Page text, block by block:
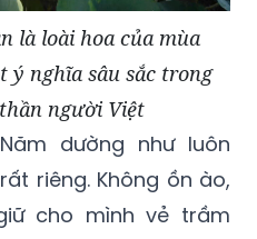
là loài hoa của mùa
ý nghĩa sâu sắc trong
người Việt
dường như luôn
riêng. Không ồn ào,
cho mình vẻ trầm